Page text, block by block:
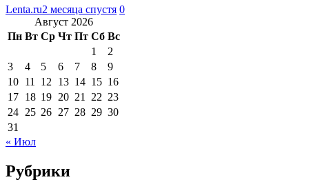
Lenta.ru2 месяца спустя 0
Август 2026
Пн Вт Ср Чт Пт Сб Вс
1
2
3
4 5 6 7 8
9
10 11 12 13 14 15 16
17 18 19 20 21 22 23
24 25 26 27 28 29 30
31
« Июл
Рубрики